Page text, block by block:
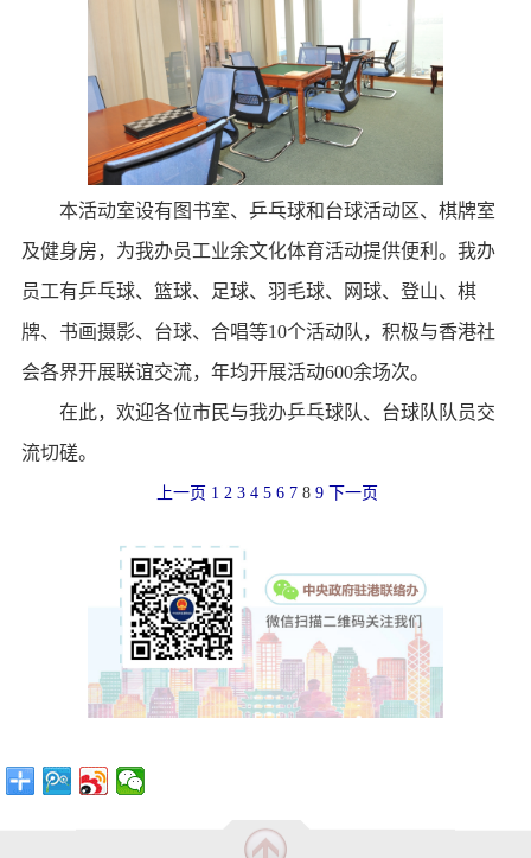
本活动室设有图书室、乒乓球和台球活动区、棋牌室
及健身房，为我办员工业余文化体育活动提供便利。我办
员工有乒乓球、篮球、足球、羽毛球、网球、登山、棋
牌、书画摄影、台球、合唱等10个活动队，积极与香港社
会各界开展联谊交流，年均开展活动600余场次。
在此，欢迎各位市民与我办乒乓球队、台球队队员交
流切磋。
上一页 1 2 3 4 5 6 7 8 9 下一页